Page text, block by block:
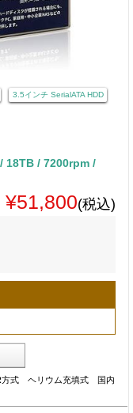
3.5インチ SerialATA HDD
18TB / 7200rpm /
¥51,800(税込)
式 ヘリウム充填式 国内